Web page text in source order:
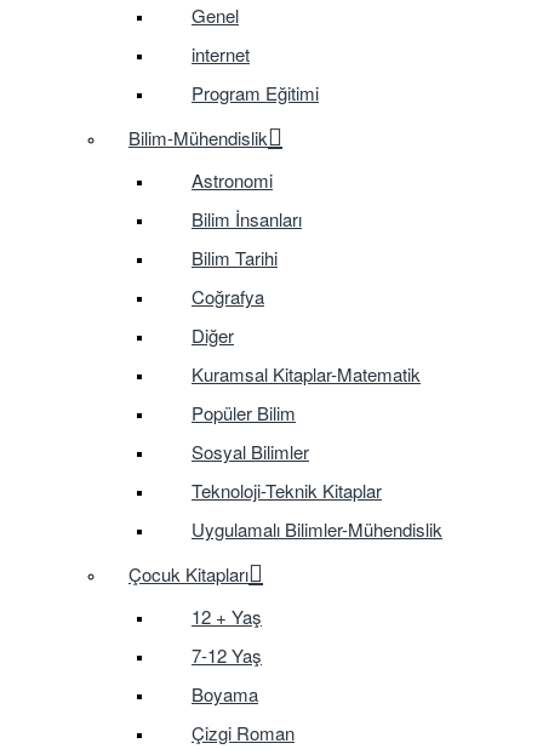
Genel
internet
Program Eğitimi
Bilim-Mühendislik
Astronomi
Bilim İnsanları
Bilim Tarihi
Coğrafya
Diğer
Kuramsal Kitaplar-Matematik
Popüler Bilim
Sosyal Bilimler
Teknoloji-Teknik Kitaplar
Uygulamalı Bilimler-Mühendislik
Çocuk Kitapları
12 + Yaş
7-12 Yaş
Boyama
Çizgi Roman